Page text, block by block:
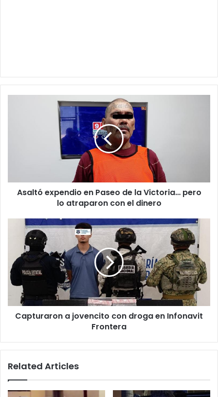
lo
atraparon
dinero
Asaltó expendio en Paseo de la Victoria… pero
lo atraparon con el dinero
Capturaron
jovencito
droga
en
Infonavit
Frontera
Capturaron a jovencito con droga en Infonavit
Frontera
Related Articles